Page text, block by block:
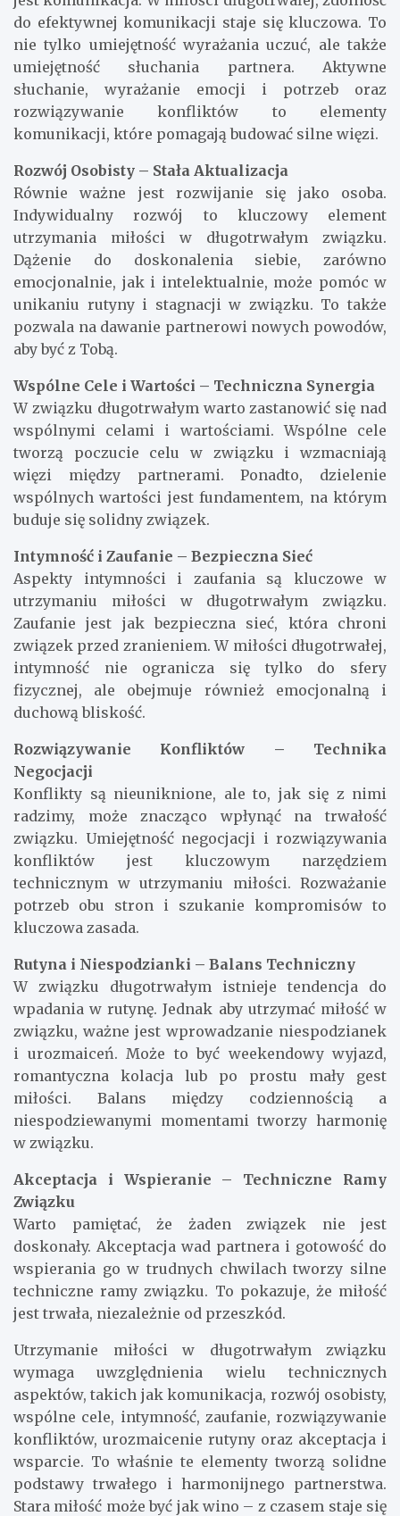
do efektywnej komunikacji staje się kluczowa. To
nie tylko umiejętność wyrażania uczuć, ale także
umiejętność słuchania partnera. Aktywne
słuchanie, wyrażanie emocji i potrzeb oraz
rozwiązywanie konfliktów to elementy
komunikacji, które pomagają budować silne więzi.
Rozwój Osobisty – Stała Aktualizacja
Równie ważne jest rozwijanie się jako osoba.
Indywidualny rozwój to kluczowy element
utrzymania miłości w długotrwałym związku.
Dążenie do doskonalenia siebie, zarówno
emocjonalnie, jak i intelektualnie, może pomóc w
unikaniu rutyny i stagnacji w związku. To także
pozwala na dawanie partnerowi nowych powodów,
aby być z Tobą.
Wspólne Cele i Wartości – Techniczna Synergia
W związku długotrwałym warto zastanowić się nad
wspólnymi celami i wartościami. Wspólne cele
tworzą poczucie celu w związku i wzmacniają
więzi między partnerami. Ponadto, dzielenie
wspólnych wartości jest fundamentem, na którym
buduje się solidny związek.
Intymność i Zaufanie – Bezpieczna Sieć
Aspekty intymności i zaufania są kluczowe w
utrzymaniu miłości w długotrwałym związku.
Zaufanie jest jak bezpieczna sieć, która chroni
związek przed zranieniem. W miłości długotrwałej,
intymność nie ogranicza się tylko do sfery
fizycznej, ale obejmuje również emocjonalną i
duchową bliskość.
Rozwiązywanie Konfliktów – Technika
Negocjacji
Konflikty są nieuniknione, ale to, jak się z nimi
radzimy, może znacząco wpłynąć na trwałość
związku. Umiejętność negocjacji i rozwiązywania
konfliktów jest kluczowym narzędziem
technicznym w utrzymaniu miłości. Rozważanie
potrzeb obu stron i szukanie kompromisów to
kluczowa zasada.
Rutyna i Niespodzianki – Balans Techniczny
W związku długotrwałym istnieje tendencja do
wpadania w rutynę. Jednak aby utrzymać miłość w
związku, ważne jest wprowadzanie niespodzianek
i urozmaiceń. Może to być weekendowy wyjazd,
romantyczna kolacja lub po prostu mały gest
miłości. Balans między codziennością a
niespodziewanymi momentami tworzy harmonię
w związku.
Akceptacja i Wspieranie – Techniczne Ramy
Związku
Warto pamiętać, że żaden związek nie jest
doskonały. Akceptacja wad partnera i gotowość do
wspierania go w trudnych chwilach tworzy silne
techniczne ramy związku. To pokazuje, że miłość
jest trwała, niezależnie od przeszkód.
Utrzymanie miłości w długotrwałym związku
wymaga uwzględnienia wielu technicznych
aspektów, takich jak komunikacja, rozwój osobisty,
wspólne cele, intymność, zaufanie, rozwiązywanie
konfliktów, urozmaicenie rutyny oraz akceptacja i
wsparcie. To właśnie te elementy tworzą solidne
podstawy trwałego i harmonijnego partnerstwa.
Stara miłość może być jak wino – z czasem staje się